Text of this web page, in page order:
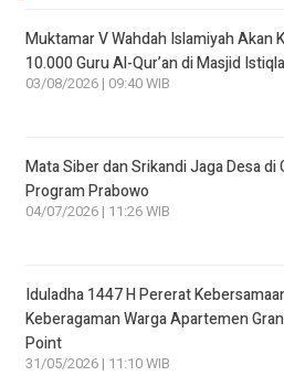
Muktamar V Wahdah Islamiyah Akan
10.000 Guru Al-Qur’an di Masjid
03/08/2026 | 09:40 WIB
Mata Siber dan Srikandi Jaga Desa di
Program Prabowo
04/07/2026 | 11:26 WIB
Iduladha 1447 H Pererat
Keberagaman Warga Apartemen
Point
31/05/2026 | 11:10 WIB